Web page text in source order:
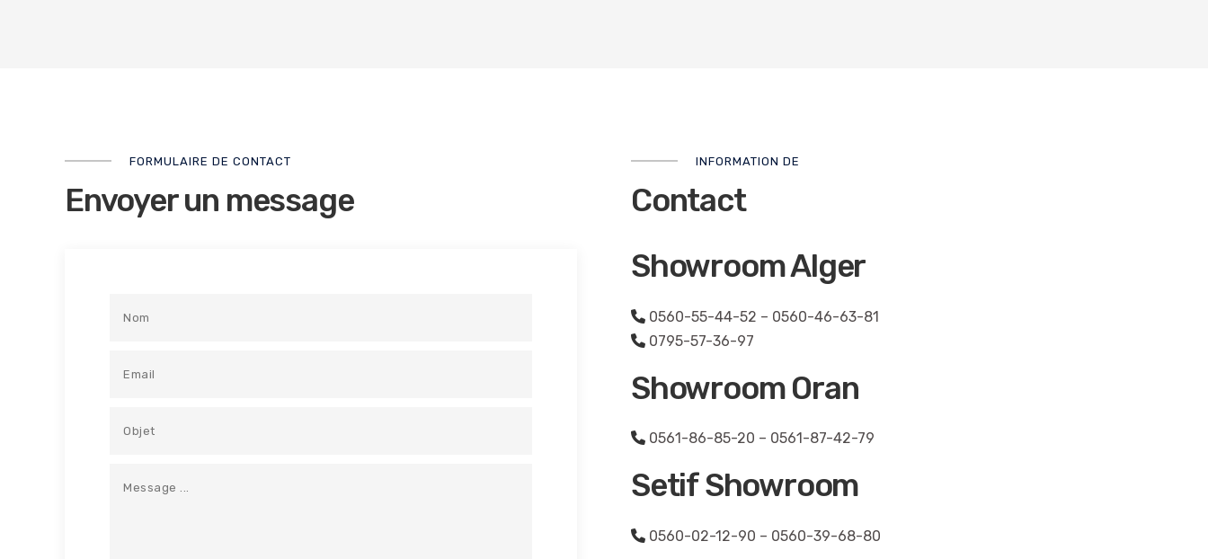
FORMULAIRE DE CONTACT
Envoyer un message
INFORMATION DE
Contact
Showroom Alger
0560-55-44-52 – 0560-46-63-81
0795-57-36-97
Showroom Oran
0561-86-85-20 – 0561-87-42-79
Setif Showroom
0560-02-12-90 – 0560-39-68-80